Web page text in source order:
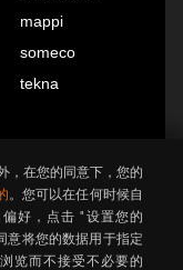
mappi
someco
tekna
，在您的同意下，您的
。您可以在任何时候自
好，点击 "设置您的
意将您的数据用于指定
览而不接受不必要的